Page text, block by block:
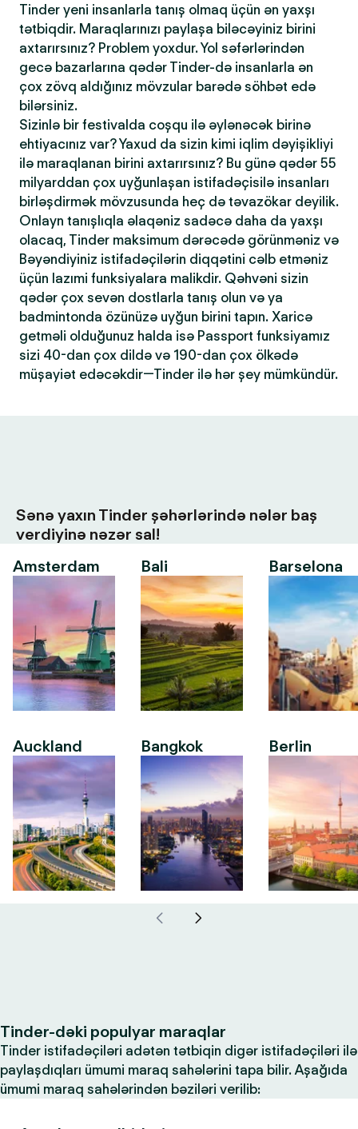
Tinder yeni insanlarla tanış olmaq üçün ən yaxşı
tətbiqdir. Maraqlarınızı paylaşa biləcəyiniz birini
axtarırsınız? Problem yoxdur. Yol səfərlərindən
gecə bazarlarına qədər Tinder-də insanlarla ən
çox zövq aldığınız mövzular barədə söhbət edə
bilərsiniz.
Sizinlə bir festivalda coşqu ilə əylənəcək birinə
ehtiyacınız var? Yaxud da sizin kimi iqlim dəyişikliyi
ilə maraqlanan birini axtarırsınız? Bu günə qədər 55
milyarddan çox uyğunlaşan istifadəçisilə insanları
birləşdirmək mövzusunda heç də təvazökar deyilik.
Onlayn tanışlıqla əlaqəniz sadəcə daha da yaxşı
olacaq, Tinder maksimum dərəcədə görünməniz və
Bəyəndiyiniz istifadəçilərin diqqətini cəlb etməniz
üçün lazımi funksiyalara malikdir. Qəhvəni sizin
qədər çox sevən dostlarla tanış olun və ya
badmintonda özünüzə uyğun birini tapın. Xaricə
getməli olduğunuz halda isə Passport funksiyamız
sizi 40-dan çox dildə və 190-dan çox ölkədə
müşayiət edəcəkdir—Tinder ilə hər şey mümkündür.
Sənə yaxın Tinder şəhərlərində nələr baş
verdiyinə nəzər sal!
Amsterdam
Auckland
Bali
Bangkok
Barselona
Berlin
Tinder-dəki populyar maraqlar
Tinder istifadəçiləri adətən tətbiqin digər istifadəçiləri ilə
paylaşdıqları ümumi maraq sahələrini tapa bilir. Aşağıda
ümumi maraq sahələrindən bəziləri verilib: